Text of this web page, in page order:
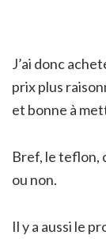
J’ai donc
prix plus
et bonne à
Bref, le teflon,
ou non.
Il y a aussi le